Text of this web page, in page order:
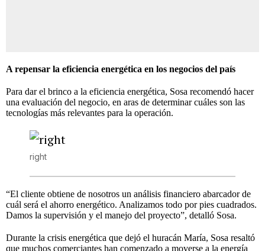
A repensar la eficiencia energética en los negocios del país
Para dar el brinco a la eficiencia energética, Sosa recomendó hacer
una evaluación del negocio, en aras de determinar cuáles son las
tecnologías más relevantes para la operación.
right
“El cliente obtiene de nosotros un análisis financiero abarcador de
cuál será el ahorro energético. Analizamos todo por pies cuadrados.
Damos la supervisión y el manejo del proyecto”, detalló Sosa.
Durante la crisis energética que dejó el huracán María, Sosa resaltó
que muchos comerciantes han comenzado a moverse a la energía